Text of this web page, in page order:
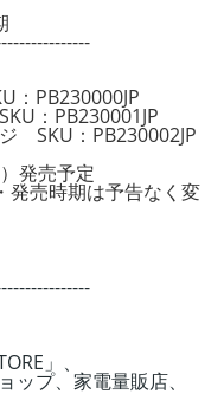
：PB230000JP
：PB230001JP
SKU：PB230002JP
発売予定
発売時期は予告なく変
」、
ップ、家電量販店、